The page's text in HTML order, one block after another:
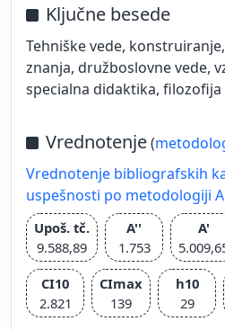
Ključne besede
Tehniške vede,
znanja, družboslovne vede,
specialna didaktika, filozofija
Vrednotenje(
Vrednotenje bibliografskih
uspešnosti po metodologiji
Upoš. tč.
9.588,89
A''
1.753
A'
CI10
2.821
CImax
139
h10
29